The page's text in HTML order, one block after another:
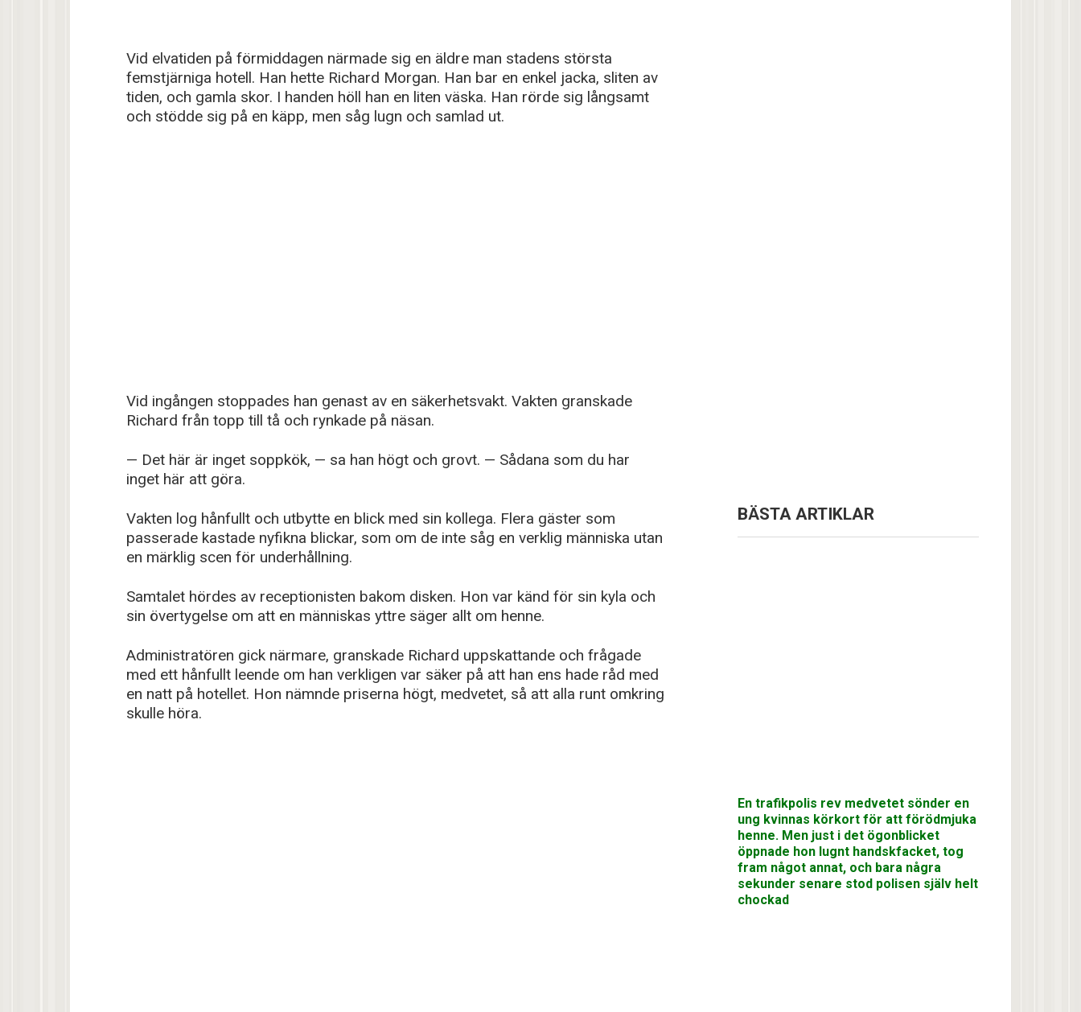
Vid elvatiden på förmiddagen närmade sig en äldre man stadens största
femstjärniga hotell. Han hette Richard Morgan. Han bar en enkel jacka, sliten av
tiden, och gamla skor. I handen höll han en liten väska. Han rörde sig långsamt
och stödde sig på en käpp, men såg lugn och samlad ut.
Vid ingången stoppades han genast av en säkerhetsvakt. Vakten granskade
Richard från topp till tå och rynkade på näsan.
— Det här är inget soppkök, — sa han högt och grovt. — Sådana som du har
inget här att göra.
Vakten log hånfullt och utbytte en blick med sin kollega. Flera gäster som
passerade kastade nyfikna blickar, som om de inte såg en verklig människa utan
en märklig scen för underhållning.
Samtalet hördes av receptionisten bakom disken. Hon var känd för sin kyla och
sin övertygelse om att en människas yttre säger allt om henne.
Administratören gick närmare, granskade Richard uppskattande och frågade
med ett hånfullt leende om han verkligen var säker på att han ens hade råd med
en natt på hotellet. Hon nämnde priserna högt, medvetet, så att alla runt omkring
skulle höra.
BÄSTA ARTIKLAR
En trafikpolis rev medvetet sönder en
ung kvinnas körkort för att förödmjuka
henne. Men just i det ögonblicket
öppnade hon lugnt handskfacket, tog
fram något annat, och bara några
sekunder senare stod polisen själv helt
chockad